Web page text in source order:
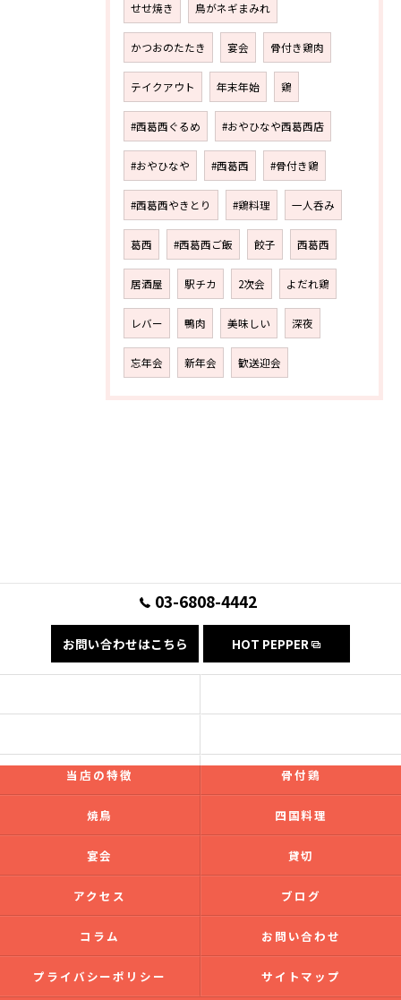
せせ焼き 鳥がネギまみれ
かつおのたたき 宴会 骨付き鶏肉
テイクアウト 年末年始 鶏
#西葛西ぐるめ #おやひなや西葛西店
#おやひなや #西葛西 #骨付き鶏
#西葛西やきとり #鶏料理 一人呑み
葛西 #西葛西ご飯 餃子 西葛西
居酒屋 駅チカ 2次会 よだれ鶏
レバー 鴨肉 美味しい 深夜
忘年会 新年会 歓送迎会
03-6808-4442
お問い合わせはこちら HOT PEPPER
当店の特徴 骨付鶏
焼鳥 四国料理
宴会 貸切
アクセス ブログ
コラム お問い合わせ
プライバシーポリシー サイトマップ